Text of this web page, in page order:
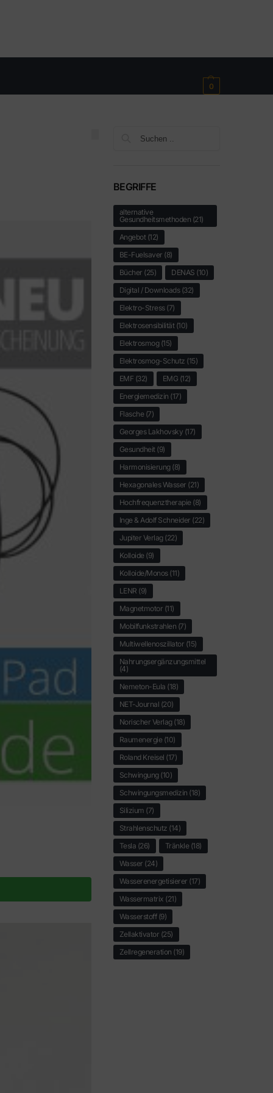
0
BEGRIFFE
alternative
Gesundheitsmethoden (21)
Angebot(12)
BE-Fuelsaver (8)
Bücher (25) DENAS (10)
Digital / Downloads(32)
Elektro-Stress(7)
Elektrosensibilität(10)
Elektrosmog(15)
Elektrosmog-Schutz (15)
EMF (32) EMG (12)
Energiemedizin (17)
Flasche(7)
Georges Lakhovsky (17)
Gesundheit(9)
Harmonisierung(8)
Hexagonales Wasser (21)
Hochfrequenztherapie(8)
Inge & Adolf Schneider (22)
Jupiter Verlag(22)
Kolloide(9)
Kolloide/Monos(11)
LENR (9)
Magnetmotor (11)
Mobilfunkstrahlen (7)
Multiwellenoszillator (15)
Nahrungsergänzungsmittel
(4)
Nemeton-Eula (18)
NET-Journal (20)
Norischer Verlag(18)
Raumenergie(10)
Roland Kreisel (17)
Schwingung(10)
Schwingungsmedizin (18)
Silizium (7)
Strahlenschutz (14)
Tesla (26) Tränkle(18)
Wasser (24)
Wasserenergetisierer (17)
Wassermatrix (21)
Wasserstoff(9)
Zellaktivator (25)
Zellregeneration (19)